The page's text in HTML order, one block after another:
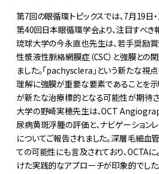
第7回の眼循環トピックスでは、7月19日
第40回日本眼循環学会より、注目すべき
琉球大学の今永直也先生は、若手奨励
性漿液性脈絡網膜症（CSC）と強膜との
ました。「pachysclera」という新たな視
理解に強膜が重要な要素であることを示
が新たな治療標的となる可能性が期待さ
大学の野崎実穂先生は、OCT
尿病黄斑浮腫の評価と、ナビゲーション
についてご報告されました。深層毛細血
ての可能性にも言及されており、OCTA
けた実践的なアプローチが印象的でした